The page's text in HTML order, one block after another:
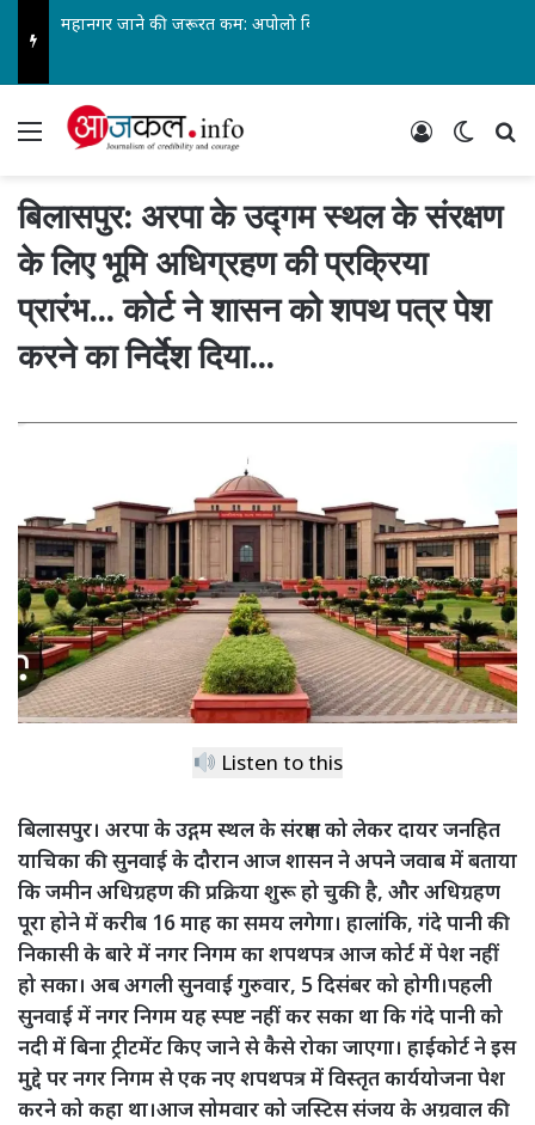
Menu Log In
बिलासपुर: अरपा के उद्गम स्थल के संरक्षण
के लिए भूमि अधिग्रहण की प्रक्रिया
प्रारंभ… कोर्ट ने शासन को शपथ पत्र पेश
करने का निर्देश दिया…
Listen to this
बिलासपुर। अरपा के उद्गम स्थल के संरक्षण को लेकर दायर जनहित
याचिका की सुनवाई के दौरान आज शासन ने अपने जवाब में बताया
कि जमीन अधिग्रहण की प्रक्रिया शुरू हो चुकी है, और अधिग्रहण
पूरा होने में करीब 16 माह का समय लगेगा। हालांकि, गंदे पानी की
निकासी के बारे में नगर निगम का शपथपत्र आज कोर्ट में पेश नहीं
हो सका। अब अगली सुनवाई गुरुवार, 5 दिसंबर को होगी।पहली
सुनवाई में नगर निगम यह स्पष्ट नहीं कर सका था कि गंदे पानी को
नदी में बिना ट्रीटमेंट किए जाने से कैसे रोका जाएगा। हाईकोर्ट ने इस
मुद्दे पर नगर निगम से एक नए शपथपत्र में विस्तृत कार्ययोजना पेश
करने को कहा था।आज सोमवार को जस्टिस संजय के अग्रवाल की